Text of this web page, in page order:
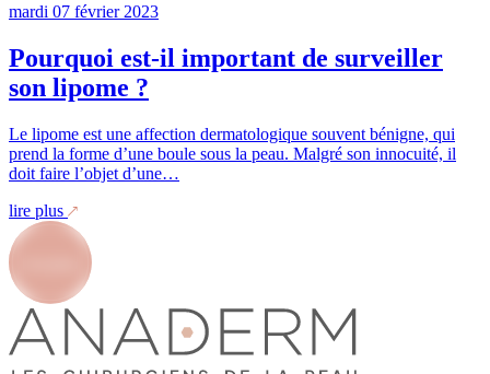
mardi 07 février 2023
Pourquoi est-il important de surveiller
son lipome ?
Le lipome est une affection dermatologique souvent bénigne, qui
prend la forme d’une boule sous la peau. Malgré son innocuité, il
doit faire l’objet d’une…
lire plus